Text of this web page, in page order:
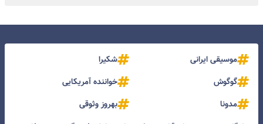
موسیقی ایرانی
شکیرا
گوگوش
خواننده آمریکایی
مدونا
بهروز وثوقی